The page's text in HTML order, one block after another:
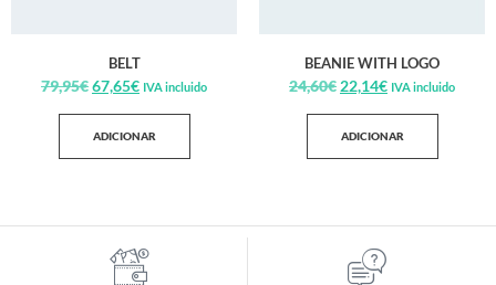
BELT
79,95€67,65€ IVA incluido
ADICIONAR
BEANIE WITH LOGO
24,60€ 22,14€ IVA incluido
ADICIONAR